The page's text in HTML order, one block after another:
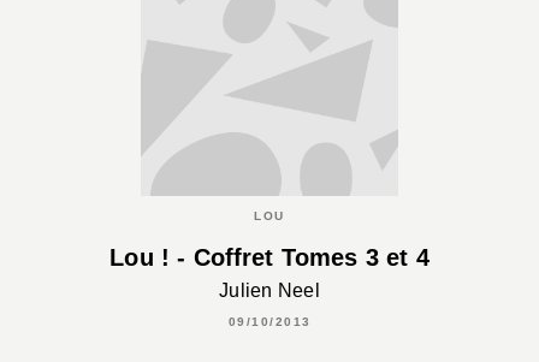
LOU
Lou ! - Coffret Tomes 3 et 4
Julien Neel
09/10/2013